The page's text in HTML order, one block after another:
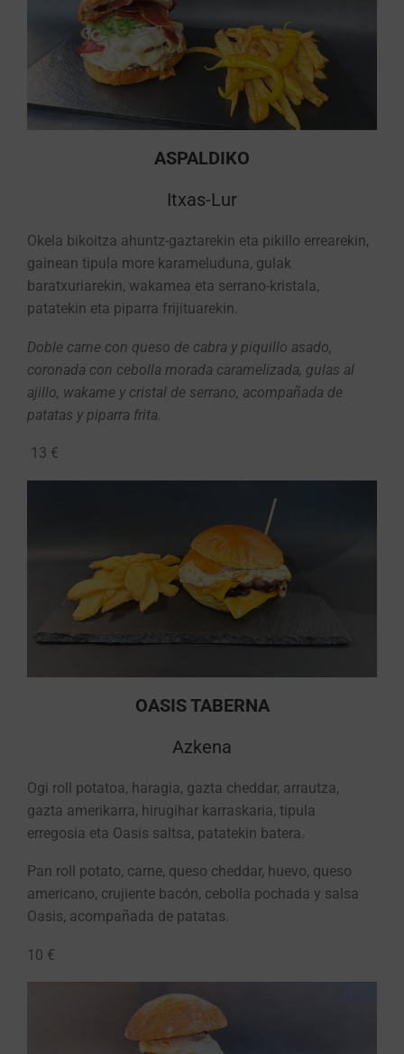
ASPALDIKO
Itxas-Lur
Okela bikoitza ahuntz-gaztarekin eta pikillo errearekin,
gainean tipula more karameluduna, gulak
baratxuriarekin, wakamea eta serrano-kristala,
patatekin eta piparra frijituarekin.
Doble carne con queso de cabra y piquillo asado,
coronada con cebolla morada caramelizada, gulas al
ajillo, wakame y cristal de serrano, acompañada de
patatas y piparra frita.
13 €
OASIS TABERNA
Azkena
Ogi roll potatoa, haragia, gazta cheddar, arrautza,
gazta amerikarra, hirugihar karraskaria, tipula
erregosia eta Oasis saltsa, patatekin batera.
Pan roll potato, carne, queso cheddar, huevo, queso
americano, crujiente bacón, cebolla pochada y salsa
Oasis, acompañada de patatas.
10 €